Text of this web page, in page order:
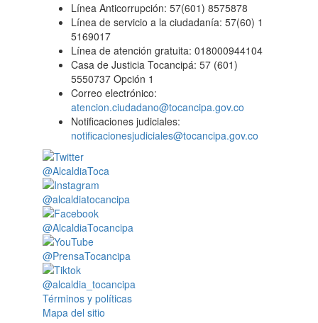
Línea Anticorrupción: 57(601) 8575878
Línea de servicio a la ciudadanía: 57(60) 1
5169017
Línea de atención gratuita: 018000944104
Casa de Justicia Tocancipá: 57 (601)
5550737 Opción 1
Correo electrónico:
atencion.ciudadano@tocancipa.gov.co
Notificaciones judiciales:
notificacionesjudiciales@tocancipa.gov.co
@AlcaldiaToca
@alcaldiatocancipa
@AlcaldiaTocancipa
@PrensaTocancipa
@alcaldia_tocancipa
Términos y políticas
Mapa del sitio